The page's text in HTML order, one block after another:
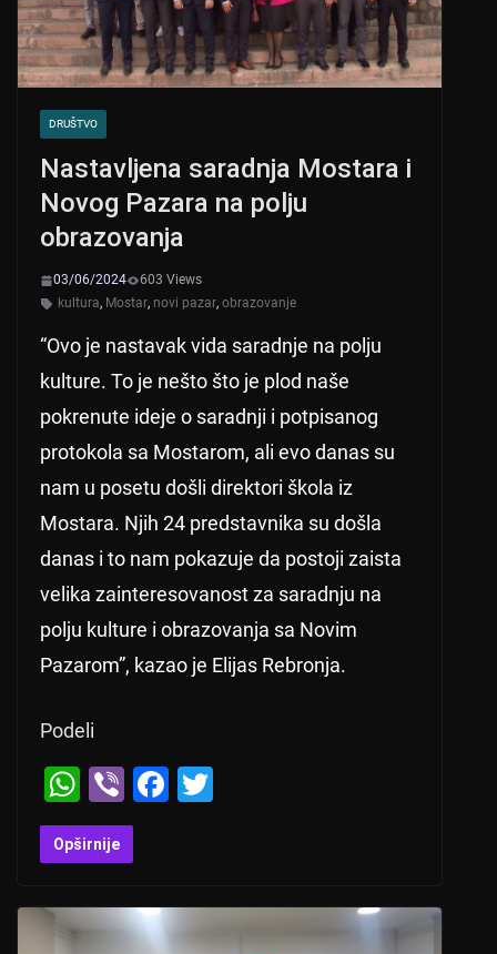
DRUŠTVO
Nastavljena saradnja Mostara i
Novog Pazara na polju
obrazovanja
03/06/2024
603 Views
kultura, Mostar, novi pazar, obrazovanje
“Ovo je nastavak vida saradnje na polju
kulture. To je nešto što je plod naše
pokrenute ideje o saradnji i potpisanog
protokola sa Mostarom, ali evo danas su
nam u posetu došli direktori škola iz
Mostara. Njih 24 predstavnika su došla
danas i to nam pokazuje da postoji zaista
velika zainteresovanost za saradnju na
polju kulture i obrazovanja sa Novim
Pazarom”, kazao je Elijas Rebronja.
Podeli
W
h
at
A
Vi
b
er
F
Opširnije